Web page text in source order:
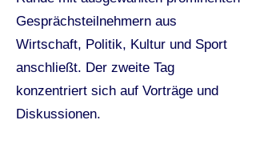
Gesprächsteilnehmern aus
Wirtschaft, Politik, Kultur und Sport
anschließt. Der zweite Tag
konzentriert sich auf Vorträge und
Diskussionen.